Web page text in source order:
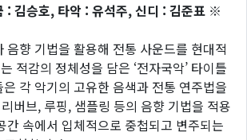
: 김승호, 타악 : 유석주, 신디 : 김준표 ※
음향 기법을 활용해 전통 사운드를 현대적
적감의 정체성을 담은 ‘전자국악’ 타이틀
각 악기의 고유한 음색과 전통 연주법을
버브, 루핑, 샘플링 등의 음향 기법을 적용
간 속에서 입체적으로 중첩되고 변주되는